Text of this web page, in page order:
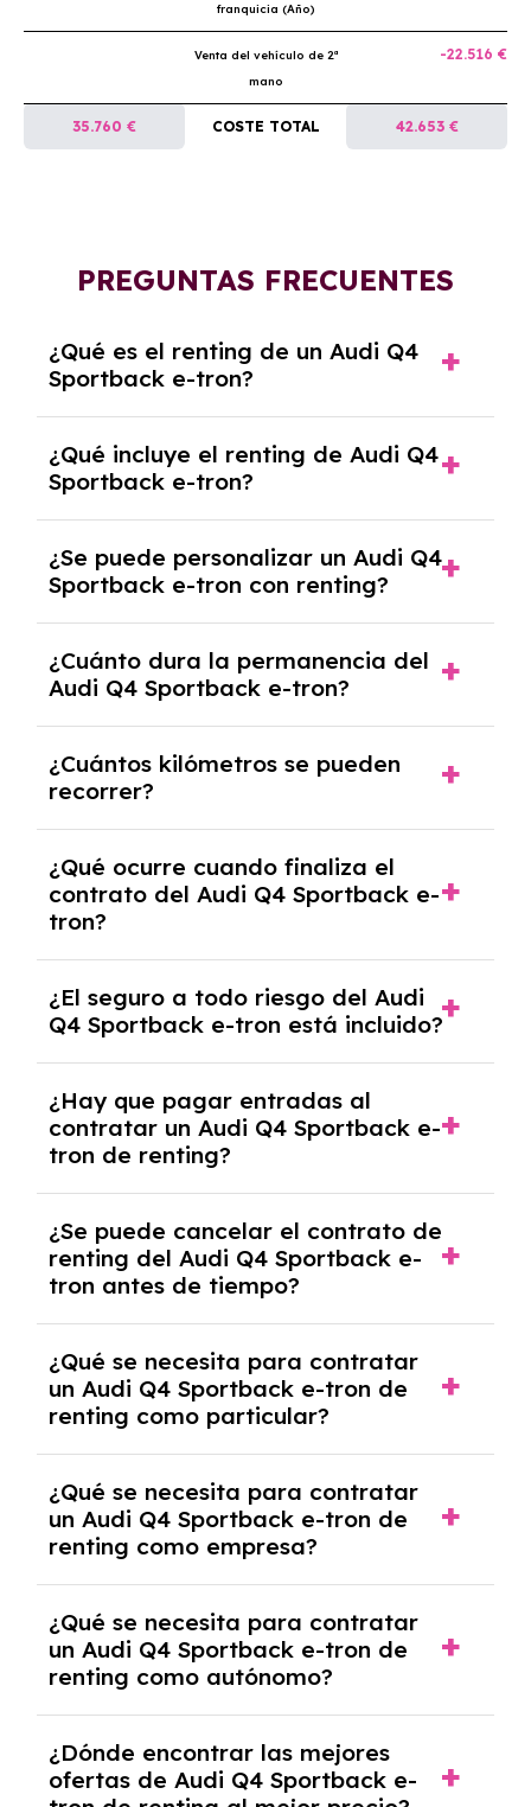
franquicia (Año)
Venta del vehículo de 2ª
mano
-22.516 €
35.760 € COSTE TOTAL 42.653 €
PREGUNTAS FRECUENTES
¿Qué es el renting de un Audi Q4
Sportback e-tron?
un contrato de alquiler a largo plazo en el que
pagas una cuota mensual fija por el uso del
coche durante un periodo determinado,
generalmente entre 2 y 5 años.
¿Qué incluye el renting de Audi Q4
Sportback e-tron?
seguro a todo riesgo, mantenimiento,
reparaciones, impuestos, asistencia en
carretera y gestión de la documentación.
¿Se puede personalizar un Audi Q4
Sportback e-tron con renting?
opciones y equipamiento adicional, siempre y
cuando lo pactes con la empresa de renting.
¿Cuánto dura la permanencia del
Audi Q4 Sportback e-tron?
renting, que normalmente varía entre 2 y 5
años.
¿Cuántos kilómetros se pueden
recorrer?
contrato y puede variar entre 10,000 y
30,000 km anuales. Si excedes ese límite,
puede haber un cargo adicional.
¿Qué ocurre cuando finaliza el
contrato del Audi Q4 Sportback e-
tron?
coche, renovarlo por uno nuevo o, en algunos
casos, comprarlo a un precio previamente
acordado.
¿El seguro a todo riesgo del Audi
Q4 Sportback e-tron está incluido?
Sportback e-tron con el seguro a todo riesgo
sin franquicia incluido dentro de las cuotas
mensuales.
¿Hay que pagar entradas al
contratar un Audi Q4 Sportback e-
tron de renting?
tendrás que pagar ningún tipo de entrada
salvo en casos que lo exija el proveedor
debido al resultado del estudio de viabilidad
económica.
¿Se puede cancelar el contrato de
renting del Audi Q4 Sportback e-
tron antes de tiempo?
pero puede haber penalizaciones por
cancelación anticipada. Es importante revisar
las condiciones del contrato y hablar con un
experto que te asesore.
¿Qué se necesita para contratar
un Audi Q4 Sportback e-tron de
renting como particular?
y, en algunos casos, una consulta de solvencia
crediticia y un pago inicial.
¿Qué se necesita para contratar
un Audi Q4 Sportback e-tron de
renting como empresa?
documentación financiera y, en algunos
casos, un informe de solvencia de la empresa
y un pago inicial.
¿Qué se necesita para contratar
un Audi Q4 Sportback e-tron de
renting como autónomo?
autónomos, justificante de ingresos y, en
algunos casos, un informe fiscal y un pago
¿Dónde encontrar las mejores
ofertas de Audi Q4 Sportback e-